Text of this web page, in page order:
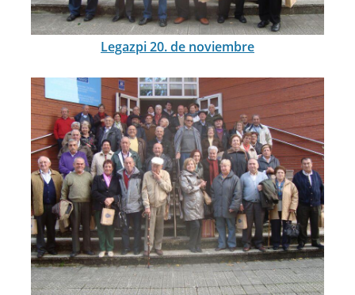
Legazpi 20. de noviembre